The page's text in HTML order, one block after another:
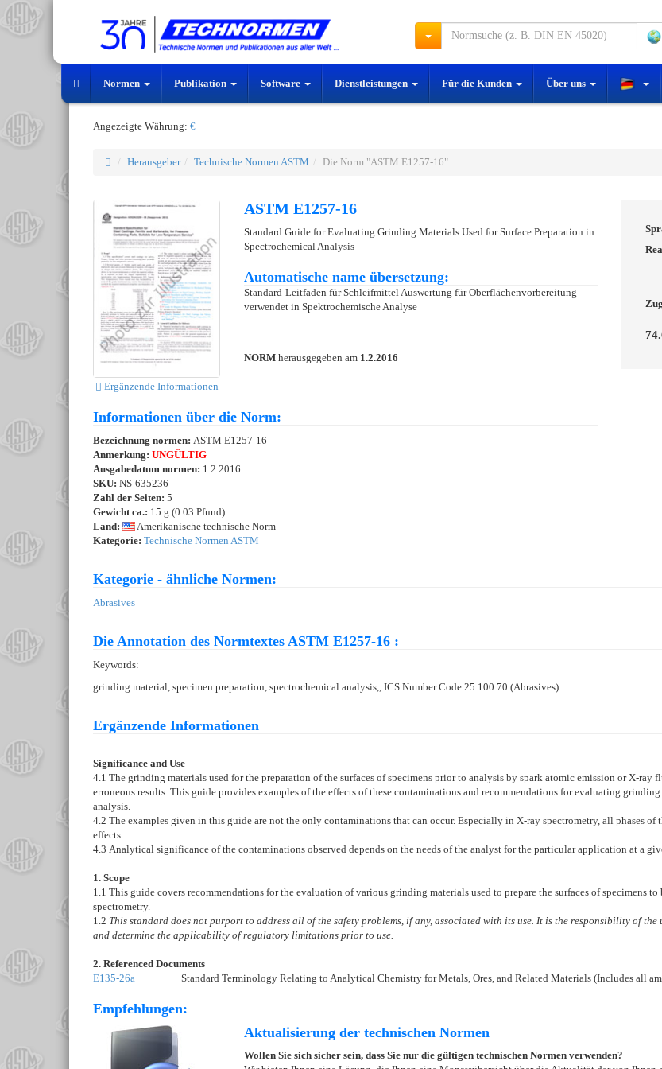
Normen Publikation Software Dienstleistungen Für die Kunden Über uns
Angezeigte Währung: €
Herausgeber Technische Normen ASTM Die Norm "ASTM E1257-16"
Ergänzende Informationen
ASTM E1257-16
Standard Guide for Evaluating Grinding Materials Used for Surface Preparation in
Spectrochemical Analysis
Automatische name übersetzung:
Standard-Leitfaden für Schleifmittel Auswertung für Oberflächenvorbereitung
verwendet in Spektrochemische Analyse
NORM herausgegeben am 1.2.2016
Informationen über die Norm:
Bezeichnung normen: ASTM E1257-16
Anmerkung: UNGÜLTIG
Ausgabedatum normen: 1.2.2016
SKU: NS-635236
Zahl der Seiten: 5
Gewicht ca.: 15 g (0.03 Pfund)
Land:
Amerikanische technische Norm
Kategorie: Technische Normen ASTM
Kategorie - ähnliche Normen:
Abrasives
Die Annotation des Normtextes ASTM E1257-16 :
Keywords:
grinding material, specimen preparation, spectrochemical analysis,, ICS Number Code 25.100.70 (Abrasives)
Ergänzende Informationen
Significance and Use
4.1 The grinding materials used for the preparation of the surfaces of specimens prior to analysis by spark atomic emission or X-ray
erroneous results. This guide provides examples of the effects of these contaminations and recommendations for evaluating
analysis.
4.2 The examples given in this guide are not the only contaminations that can occur. Especially in X-ray spectrometry, all phases
effects.
4.3 Analytical significance of the contaminations observed depends on the needs of the analyst for the particular application at a
1. Scope
1.1 This guide covers recommendations for the evaluation of various grinding materials used to prepare the surfaces of specimens
spectrometry.
1.2 This standard does not purport to address all of the safety problems, if any, associated with its use. It is the responsibility of
and determine the applicability of regulatory limitations prior to use.
2. Referenced Documents
E135-26a
Standard Terminology Relating to Analytical Chemistry for Metals, Ores, and Related Materials (Includes all
Empfehlungen:
Aktualisierung der technischen Normen
Wollen Sie sich sicher sein, dass Sie nur die gültigen technischen Normen verwenden?